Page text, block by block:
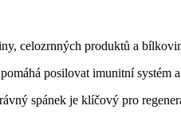
celozrnných produktů a
posilovat imunitní systém
spánek je klíčový pro